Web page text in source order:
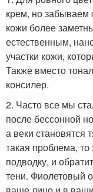
крем, но забываем
кожи более
естественным,
участки кожи,
Также вместо
консилер.
2. Часто все мы
после бессонной
а веки становятся
такая проблема,
подводку, и
тени. Фиолетовый